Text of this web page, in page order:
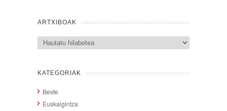
ARTXIBOAK
Artxiboak
KATEGORIAK
Beste
Euskalgintza